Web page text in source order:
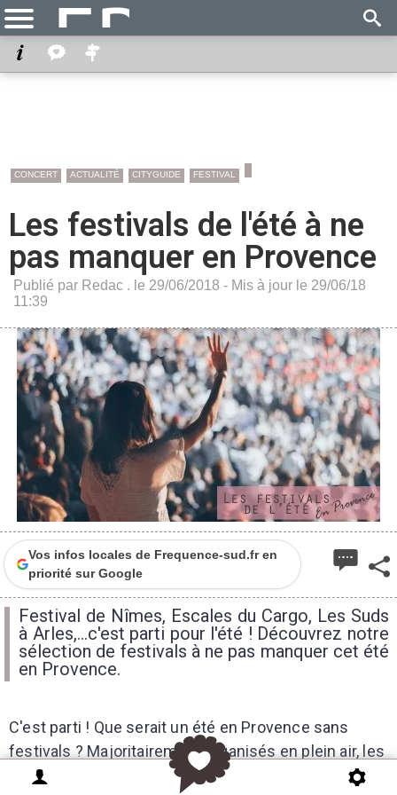
CONCERT ACTUALITÉ CITYGUIDE FESTIVAL
Les festivals de l'été à ne
pas manquer en Provence
Publié par Redac . le 29/06/2018 - Mis à jour le 29/06/18
11:39
Vos infos locales de Frequence-sud.fr en
priorité sur Google
Festival de Nîmes, Escales du Cargo, Les Suds
à Arles,...c'est parti pour l'été ! Découvrez notre
sélection de festivals à ne pas manquer cet été
en Provence.
C'est parti ! Que serait un été en Provence sans
festivals ? Majoritairement organisés en plein air, les
festivals font partie de la saison estivale de la